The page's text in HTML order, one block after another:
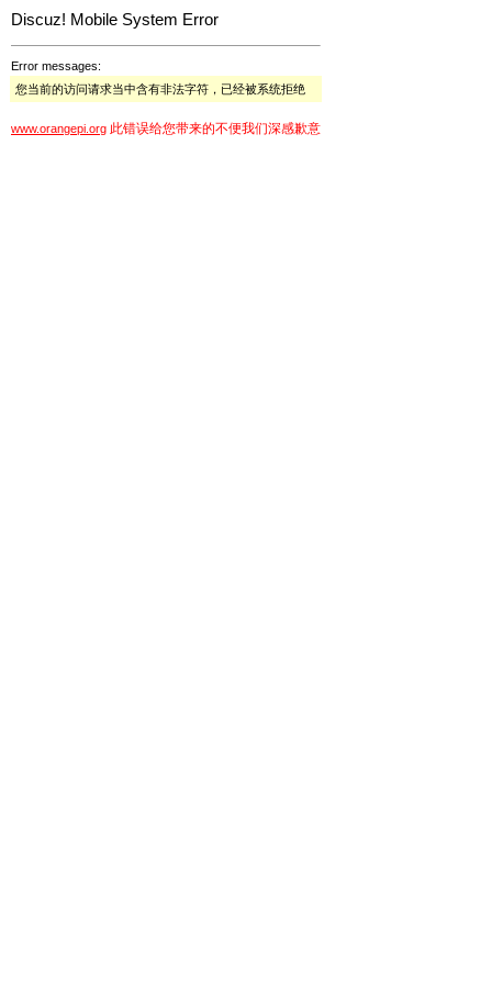
Discuz! Mobile System Error
Error messages:
您当前的访问请求当中含有非法字符，已经被系统拒绝
www.orangepi.org 此错误给您带来的不便我们深感歉意